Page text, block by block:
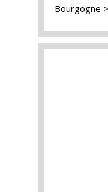
Bourgogne